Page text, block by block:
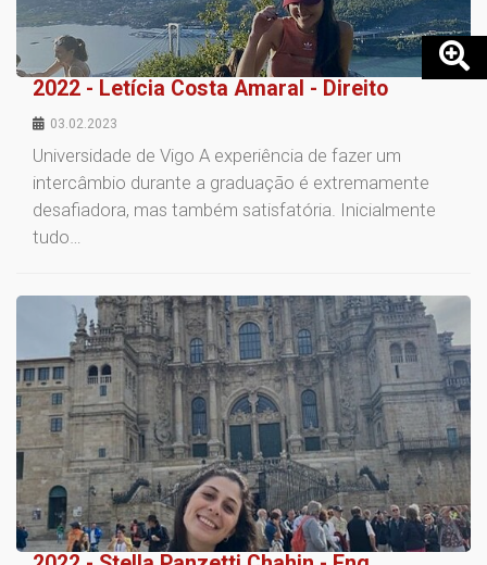
2022 - Letícia Costa Amaral - Direito
03.02.2023
Universidade de Vigo A experiência de fazer um
intercâmbio durante a graduação é extremamente
desafiadora, mas também satisfatória. Inicialmente
tudo…